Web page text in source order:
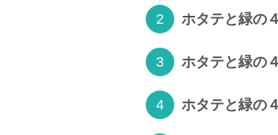
ホタテと緑の
ホタテと緑の
ホタテと緑の